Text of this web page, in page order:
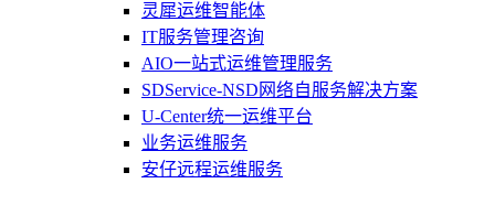
灵犀运维智能体
IT服务管理咨询
AIO一站式运维管理服务
SDService-NSD网络自服务解决方案
U-Center统一运维平台
业务运维服务
安仔远程运维服务